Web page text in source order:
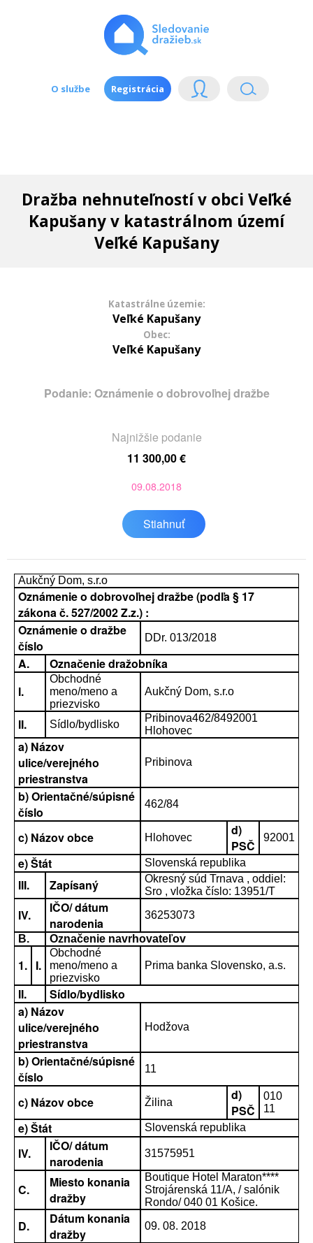
O službe Registrácia
Dražba nehnuteľností v obci Veľké
Kapušany v katastrálnom území
Veľké Kapušany
Katastrálne územie:
Veľké Kapušany
Obec:
Veľké Kapušany
Podanie: Oznámenie o dobrovoľnej dražbe
Najnižšie podanie
11 300,00 €
09.08.2018
Stiahnuť
Aukčný Dom, s.r.o
Oznámenie o dobrovoľnej dražbe (podľa § 17
zákona č. 527/2002 Z.z.) :
Oznámenie o dražbe
číslo
DDr. 013/2018
A.
Označenie dražobníka
I.
Obchodné
meno/meno a
priezvisko
Aukčný Dom, s.r.o
II. Sídlo/bydlisko
Pribinova462/8492001
Hlohovec
a) Názov
ulice/verejného
priestranstva
Pribinova
b) Orientačné/súpisné
číslo
462/84
c) Názov obce Hlohovec
d)
PSČ
92001
e) Štát Slovenská republika
III. Zapísaný
Okresný súd Trnava , oddiel:
Sro , vložka číslo: 13951/T
IV.
IČO/ dátum
narodenia
36253073
B.
Označenie navrhovateľov
1. I.
Obchodné
meno/meno a
priezvisko
Prima banka Slovensko, a.s.
II.
Sídlo/bydlisko
a) Názov
ulice/verejného
priestranstva
Hodžova
b) Orientačné/súpisné
číslo
11
c) Názov obce Žilina
d)
PSČ
010
11
e) Štát Slovenská republika
IV.
IČO/ dátum
narodenia
31575951
C.
Miesto konania
dražby
Boutique Hotel Maraton****
Strojárenská 11/A, / salónik
Rondo/ 040 01 Košice.
D.
Dátum konania
dražby
09. 08. 2018